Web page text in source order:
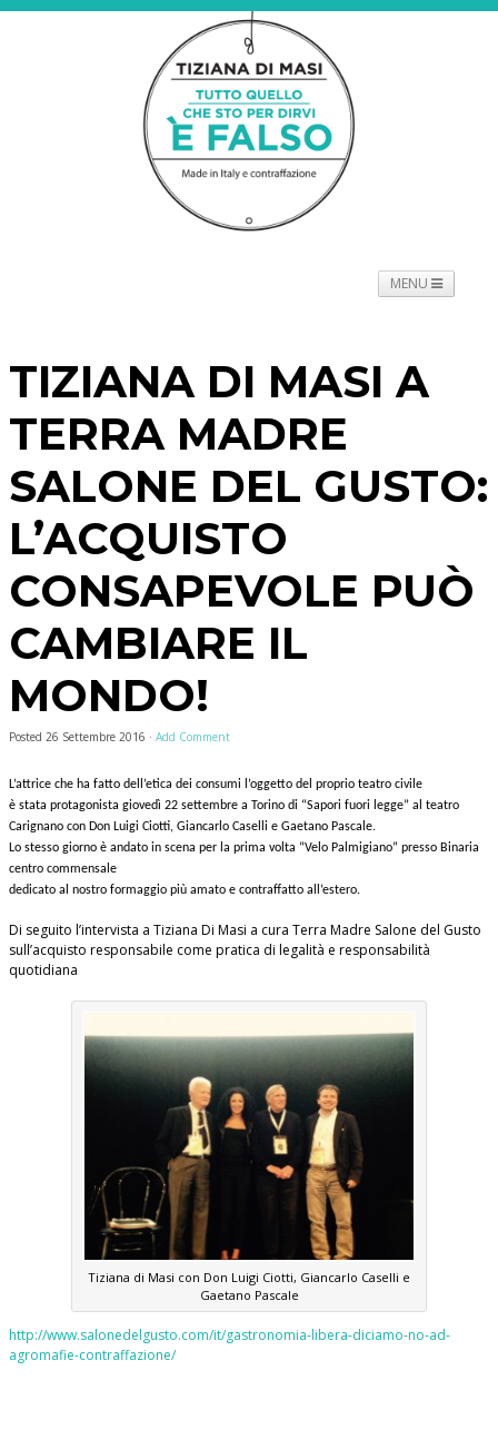
MENU
PROMOTORI BIOGRAFIE PRESS CONTATTI
TIZIANA DI MASI A
TERRA MADRE
SALONE DEL GUSTO:
L’ACQUISTO
CONSAPEVOLE PUÒ
CAMBIARE IL
MONDO!
Posted 26 Settembre 2016 · Add Comment
L’attrice che ha fatto dell’etica dei consumi l’oggetto del proprio teatro civile
è stata protagonista giovedì 22 settembre a Torino di “Sapori fuori legge” al teatro
Carignano con Don Luigi Ciotti, Giancarlo Caselli e Gaetano Pascale.
Lo stesso giorno è andato in scena per la prima volta “Velo Palmigiano” presso Binaria
centro commensale
dedicato al nostro formaggio più amato e contraffatto all’estero.
Di seguito l’intervista a Tiziana Di Masi a cura Terra Madre Salone del Gusto
sull’acquisto responsabile come pratica di legalità e responsabilità
quotidiana
Tiziana di Masi con Don Luigi Ciotti, Giancarlo Caselli e
Gaetano Pascale
http://www.salonedelgusto.com/it/gastronomia-libera-diciamo-no-ad-
agromafie-contraffazione/